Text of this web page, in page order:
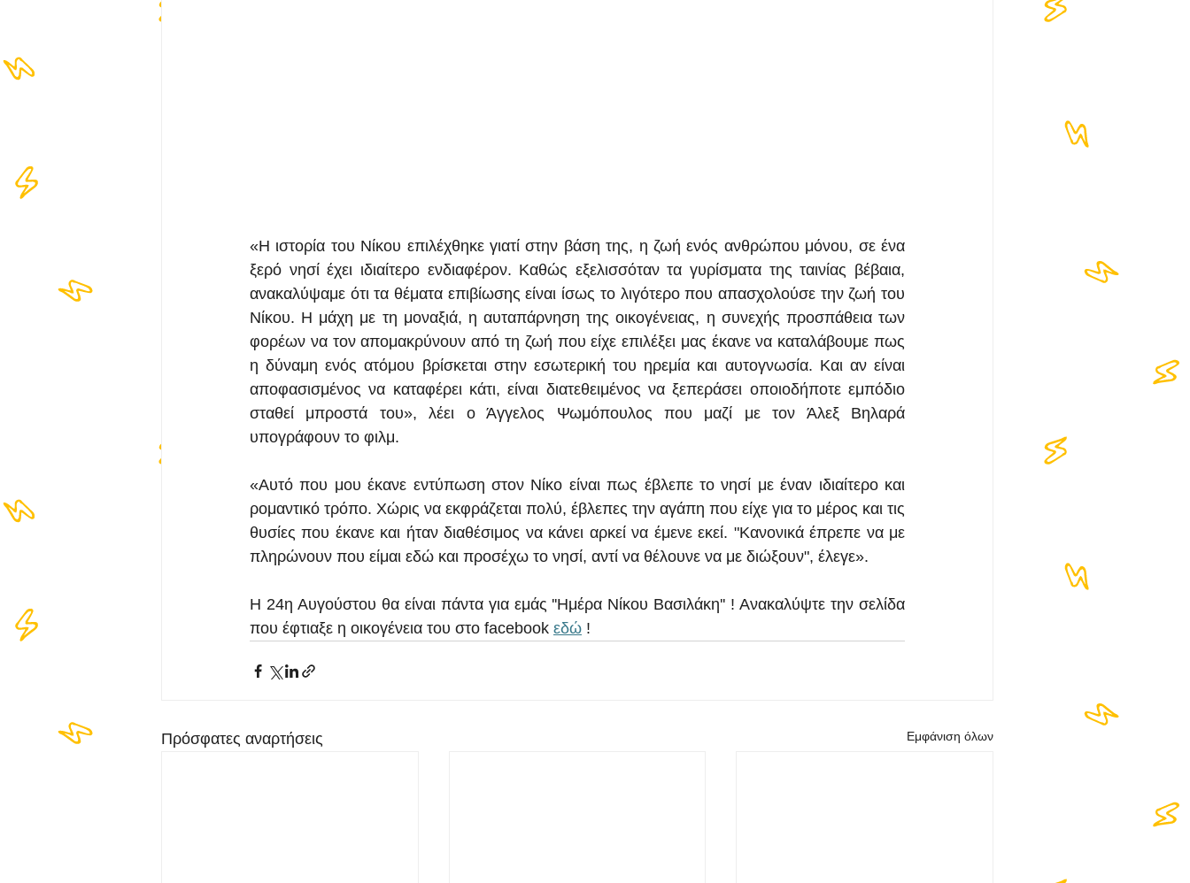
«Η ιστορία του Νίκου επιλέχθηκε γιατί στην βάση της, η ζωή ενός ανθρώπου μόνου, σε ένα
ξερό νησί έχει ιδιαίτερο ενδιαφέρον. Καθώς εξελισσόταν τα γυρίσματα της ταινίας βέβαια,
ανακαλύψαμε ότι τα θέματα επιβίωσης είναι ίσως το λιγότερο που απασχολούσε την ζωή του
Νίκου. Η μάχη με τη μοναξιά, η αυταπάρνηση της οικογένειας, η συνεχής προσπάθεια των
φορέων να τον απομακρύνουν από τη ζωή που είχε επιλέξει μας έκανε να καταλάβουμε πως
η δύναμη ενός ατόμου βρίσκεται στην εσωτερική του ηρεμία και αυτογνωσία. Και αν είναι
αποφασισμένος να καταφέρει κάτι, είναι διατεθειμένος να ξεπεράσει οποιοδήποτε εμπόδιο
σταθεί μπροστά του», λέει ο Άγγελος Ψωμόπουλος που μαζί με τον Άλεξ Βηλαρά
υπογράφουν το φιλμ.
«Αυτό που μου έκανε εντύπωση στον Νίκο είναι πως έβλεπε το νησί με έναν ιδιαίτερο και
ρομαντικό τρόπο. Χώρις να εκφράζεται πολύ, έβλεπες την αγάπη που είχε για το μέρος και τις
θυσίες που έκανε και ήταν διαθέσιμος να κάνει αρκεί να έμενε εκεί. "Κανονικά έπρεπε να με
πληρώνουν που είμαι εδώ και προσέχω το νησί, αντί να θέλουνε να με διώξουν", έλεγε».
Η 24η Αυγούστου θα είναι πάντα για εμάς ''Ημέρα Νίκου Βασιλάκη'' ! Ανακαλύψτε την σελίδα
που έφτιαξε η οικογένεια του στο facebook εδώ !
Πρόσφατες αναρτήσεις Εμφάνιση όλων